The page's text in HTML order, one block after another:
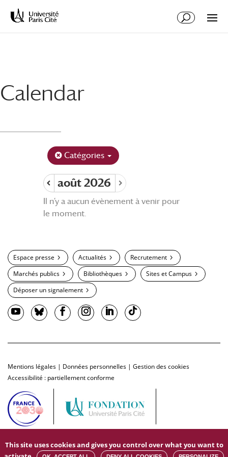
Calendar
Catégories
août 2026
Il n’y a aucun évènement à venir pour
le moment.
Espace presse Actualités
Recrutement
Marchés publics
Bibliothèques
Sites et Campus
Déposer un signalement
Mentions légales | Données personnelles | Gestion des cookies
Accessibilité : partiellement conforme
This site uses cookies and gives you control over what you want to